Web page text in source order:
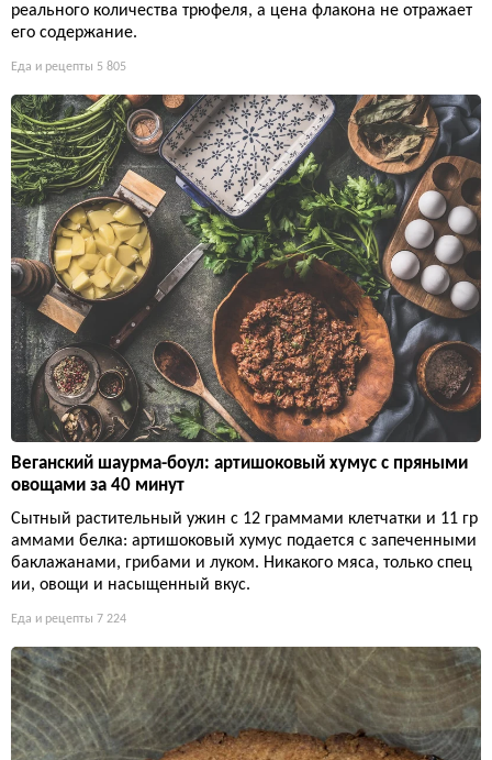
реального количества трюфеля, а цена флакона не отражает
его содержание.
Еда и рецепты 5 805
Веганский шаурма-боул: артишоковый хумус с пряными
овощами за 40 минут
Сытный растительный ужин с 12 граммами клетчатки и 11 гр
аммами белка: артишоковый хумус подается с запеченными
баклажанами, грибами и луком. Никакого мяса, только спец
ии, овощи и насыщенный вкус.
Еда и рецепты 7 224